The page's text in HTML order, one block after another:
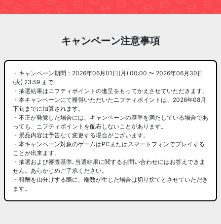
キャンペーン注意事項
・キャンペーン期間：2026年06月01日(月) 00:00 〜 2026年06月30日
(火) 23:59 まで
・抽選結果はニフティポイントの進呈をもってかえさせていただきます。
・本キャンペーンにて獲得いただいたニフティポイントは、2026年08月
下旬までに加算されます。
・不正が発覚した場合には、キャンペーンの基準を満たしている場合であ
っても、ニフティポイントを配布しないことがあります。
・景品内容は予告なく変更する場合がございます。
・本キャンペーン対象のゲームはPCまたはスマートフォンでプレイする
ことが出来ます。
・抽選および審査基準､当選結果に関するお問い合わせにはお答えできま
せん。あらかじめご了承ください。
・報酬を山分けする際に、端数が生じた場合は切り捨てとさせていただき
ます。